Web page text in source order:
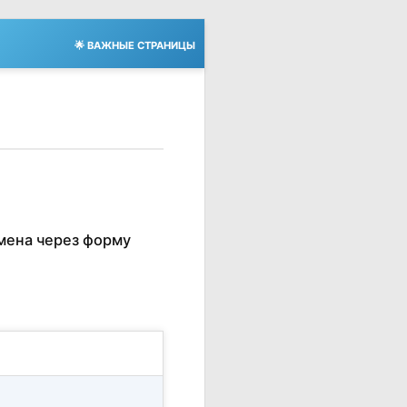
🌟 ВАЖНЫЕ СТРАНИЦЫ
через форму